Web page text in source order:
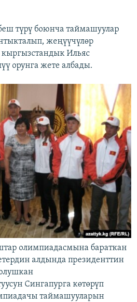
түрү боюнча таймашуулар
жеңүүчүлөр
Ильяс
орунга жете албады.
олимпиадасмына бараткан
алдында президенттин
Сингапурга көтөрүп
таймашууларын